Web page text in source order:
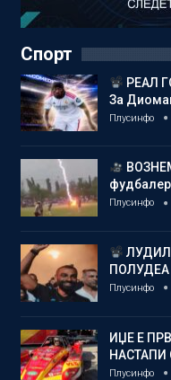
Спорт
РЕАЛ
За
Плусинфо
Плусинфо
ПОЛУДЕА
Плусинфо
ИЏЕ Е
НАСТАПИ
Плусинфо